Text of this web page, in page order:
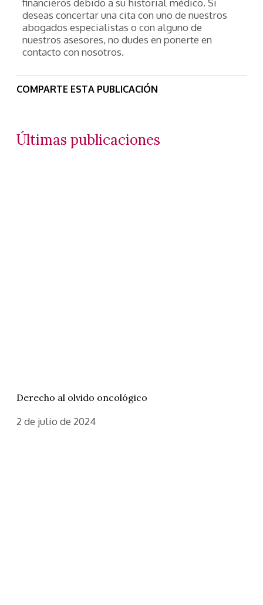
financieros debido a su historial médico. Si
deseas concertar una cita con uno de nuestros
abogados especialistas o con alguno de
nuestros asesores, no dudes en ponerte en
contacto con nosotros.
COMPARTE ESTA PUBLICACIÓN
Últimas publicaciones
Derecho al olvido oncológico
2 de julio de 2024